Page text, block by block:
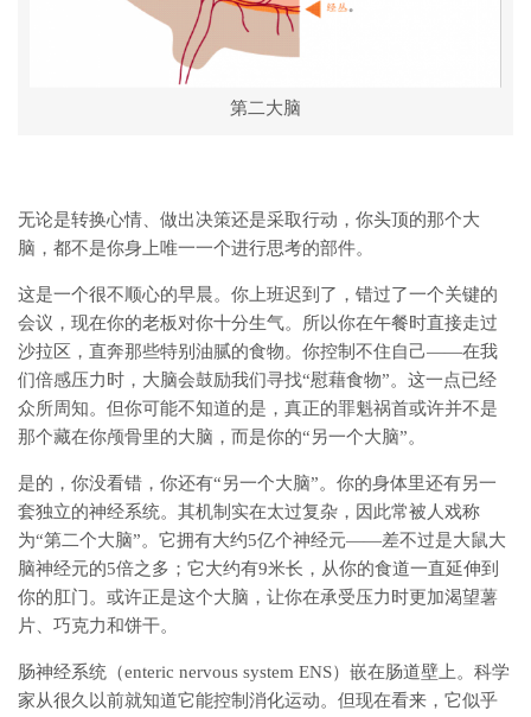
第二大脑
无论是转换心情、做出决策还是采取行动，你头顶的那个大
脑，都不是你身上唯一一个进行思考的部件。
这是一个很不顺心的早晨。你上班迟到了，错过了一个关键的
会议，现在你的老板对你十分生气。所以你在午餐时直接走过
沙拉区，直奔那些特别油腻的食物。你控制不住自己——在我
们倍感压力时，大脑会鼓励我们寻找“慰藉食物”。这一点已经
众所周知。但你可能不知道的是，真正的罪魁祸首或许并不是
那个藏在你颅骨里的大脑，而是你的“另一个大脑”。
是的，你没看错，你还有“另一个大脑”。你的身体里还有另一
套独立的神经系统。其机制实在太过复杂，因此常被人戏称
为“第二个大脑”。它拥有大约5亿个神经元——差不过是大鼠大
脑神经元的5倍之多；它大约有9米长，从你的食道一直延伸到
你的肛门。或许正是这个大脑，让你在承受压力时更加渴望薯
片、巧克力和饼干。
肠神经系统（enteric nervous system ENS）嵌在肠道壁上。科学
家从很久以前就知道它能控制消化运动。但现在看来，它似乎